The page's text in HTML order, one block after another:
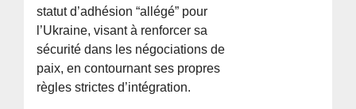
statut d’adhésion “allégé” pour
l’Ukraine, visant à renforcer sa
sécurité dans les négociations de
paix, en contournant ses propres
règles strictes d’intégration.